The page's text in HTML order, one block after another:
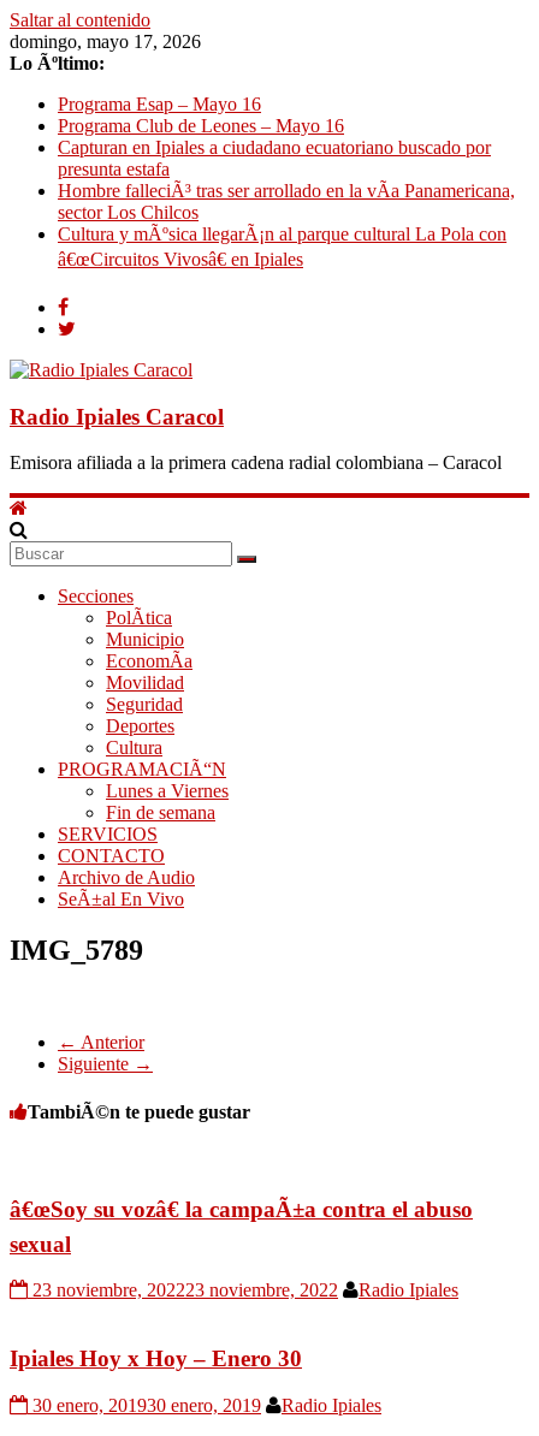
Saltar al contenido
domingo, mayo 17, 2026
Lo Ãºltimo:
Programa Esap – Mayo 16
Programa Club de Leones – Mayo 16
Capturan en Ipiales a ciudadano ecuatoriano buscado por
presunta estafa
Hombre falleciÃ³ tras ser arrollado en la vÃ­a Panamericana,
sector Los Chilcos
Cultura y mÃºsica llegarÃ¡n al parque cultural La Pola con
â€œCircuitos Vivosâ€ en Ipiales
Radio Ipiales Caracol
Emisora afiliada a la primera cadena radial colombiana – Caracol
Secciones
PolÃ­tica
Municipio
EconomÃ­a
Movilidad
Seguridad
Deportes
Cultura
PROGRAMACIÃ“N
Lunes a Viernes
Fin de semana
SERVICIOS
CONTACTO
Archivo de Audio
SeÃ±al En Vivo
IMG_5789
← Anterior
Siguiente →
TambiÃ©n te puede gustar
â€œSoy su vozâ€ la campaÃ±a contra el abuso
sexual
23 noviembre, 202223 noviembre, 2022 Radio Ipiales
Ipiales Hoy x Hoy – Enero 30
30 enero, 201930 enero, 2019 Radio Ipiales